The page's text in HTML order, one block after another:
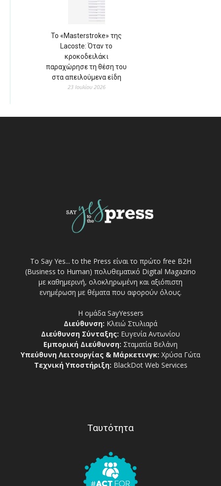
Το «Masterstroke» της
Lacoste: Όταν το
κροκοδειλάκι
παραχώρησε τη θέση του
στα απειλούμενα είδη
23 Ιουλίου 2026
Το Say Yes... to the Press είναι το πρώτο free Β2Η
(Business to Human) πολυθεματικό Digital Magazino
με καθημερινή, ολοκληρωμένη και αξιόπιστη
ενημέρωση με θέματα που αφορούν όλους.
Η ομάδα SayYessers
Διεύθυνση: Κλειώ Στυλιαρά
Διεύθυνση Σύνταξης: Ευγενία Αντωνίου
Εμπορική Διεύθυνση: Σταματία Βελάνη
Υπεύθυνη Λειτουργίας & Μάρκετινγκ: Χρύσα Γώτα
Τεχνική Υποστήριξη: BlackDot Web Services
Ταυτότητα